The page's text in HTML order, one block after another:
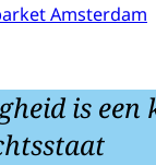
Amsterdam
is een